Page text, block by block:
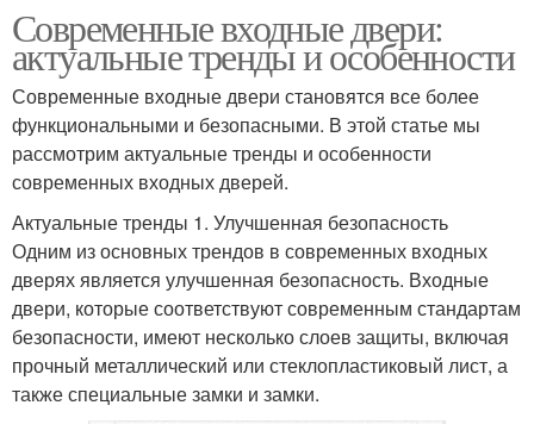
Современные входные двери:
актуальные тренды и особенности
Современные входные двери становятся все более
функциональными и безопасными. В этой статье мы
рассмотрим актуальные тренды и особенности
современных входных дверей.
Актуальные тренды 1. Улучшенная безопасность
Одним из основных трендов в современных входных
дверях является улучшенная безопасность. Входные
двери, которые соответствуют современным стандартам
безопасности, имеют несколько слоев защиты, включая
прочный металлический или стеклопластиковый лист, а
также специальные замки и замки.